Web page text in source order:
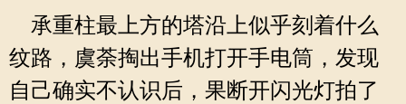
承重柱最上方的塔沿上似乎刻着什么
纹路，虞荼掏出手机打开手电筒，发现
自己确实不认识后，果断开闪光灯拍了